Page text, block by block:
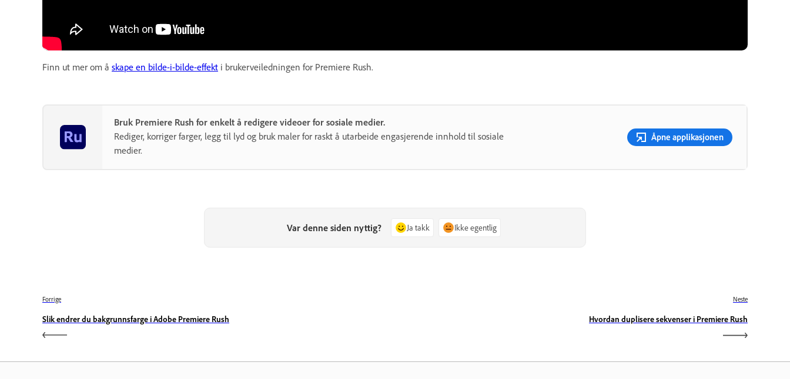
Finn ut mer om å skape en bilde-i-bilde-effekt i brukerveiledningen for Premiere Rush.
Bruk Premiere Rush for enkelt å redigere videoer for sosiale medier.
Rediger, korriger farger, legg til lyd og bruk maler for raskt å utarbeide engasjerende innhold til sosiale
medier.
Åpne applikasjonen
Var denne siden nyttig? Ja takk Ikke egentlig
Forrige
Slik endrer du bakgrunnsfarge i Adobe Premiere Rush
Neste
Hvordan duplisere sekvenser i Premiere Rush